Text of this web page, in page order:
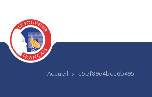
Accueil c5ef89e4bcc6b495